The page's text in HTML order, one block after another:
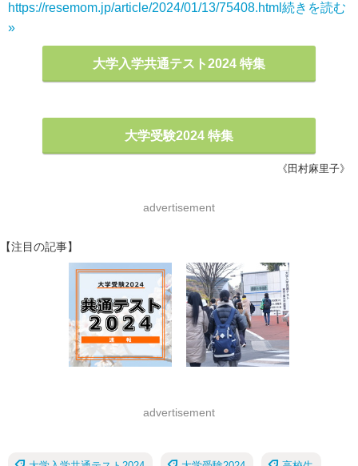
https://resemom.jp/article/2024/01/13/75408.html 続きを読む
»
大学入学共通テスト2024 特集
大学受験2024 特集
《田村麻里子》
advertisement
【注目の記事】
advertisement